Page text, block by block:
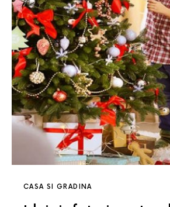
CASA SI GRADINA